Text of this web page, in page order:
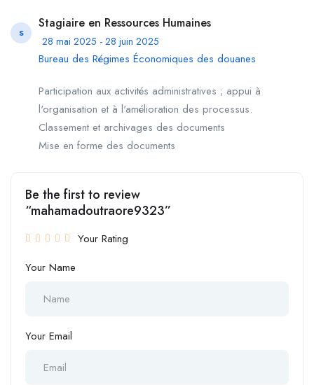
S
Stagiaire en Ressources Humaines
28 mai 2025 - 28 juin 2025
Bureau des Régimes Économiques des douanes
Participation aux activités administratives ; appui à
l'organisation et à l'amélioration des processus.
Classement et archivages des documents
Mise en forme des documents
Be the first to review
“mahamadoutraore9323”
Your Rating
Your Name
Your Email